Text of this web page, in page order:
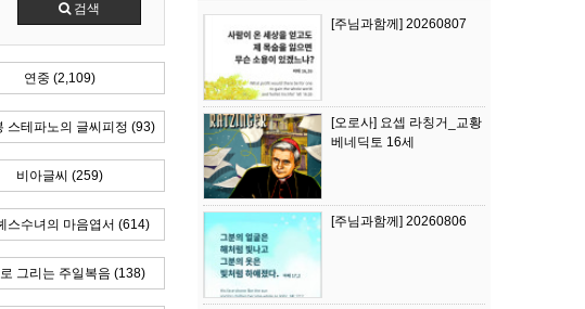
검색
연중 (2,109)
스테파노의 글씨피정 (93)
비아글씨 (259)
스수녀의 마음엽서 (614)
그리는 주일복음 (138)
[주님과함께] 20260807
[오로사] 요셉 라칭거_교황
베네딕토 16세
[주님과함께] 20260806